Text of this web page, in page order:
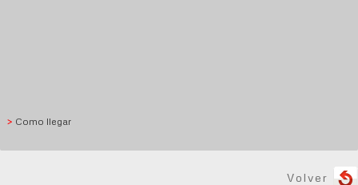
> Como llegar
Volver